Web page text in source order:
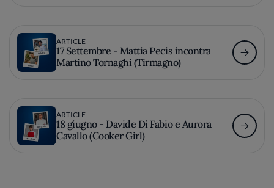
ARTICLE
17 Settembre - Mattia Pecis incontra
Martino Tornaghi (Tirmagno)
ARTICLE
18 giugno - Davide Di Fabio e Aurora
Cavallo (Cooker Girl)